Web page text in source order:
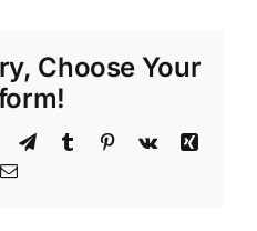
Choose Your
WhatsApp
TelegramTumblr Pinterest
Vk
Xing
Email